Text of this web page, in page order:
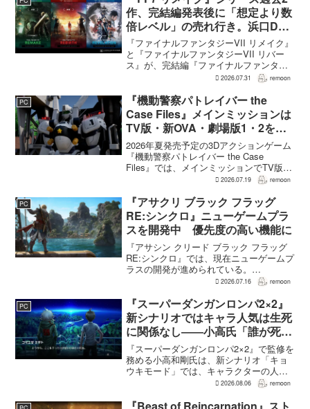
全...
作、完結編発表後に「想定より数
倍レベル」の売れ行き。浜口Dが
明かす
『ファイナルファンタジーVII リメイク』
と『ファイナルファンタジーVII リバー
ス』が、完結編『ファイナルファンタジ
ーVII リベレーション』の発表後、「我々
ると、シリーズディレクターの浜口直樹
氏がAU...
2026.07.31 remoon
PC
『機動警察パトレイバー the
Case Files』メインミッションは
TV版・新OVA・劇場版1・2をカ
バー。零式とヘルハウンドを動か
すため“アナザーサイドミッショ
ン”を実装
2026年夏発売予定の3Dアクションゲーム
『機動警察パトレイバー the Case
Files』では、メインミッションでTV版、
新OVA、劇場版第1作・第2作の範囲をカ
ーを務めるグッドスマイルカンパニー
の...
2026.07.19 remoon
PC
『アサクリ ブラック フラッグ
RE:シンクロ』ニューゲームプラ
スを開発中 優先度の高い機能に
『アサシン クリード ブラック フラッグ
RE:シンクロ』では、現在ニューゲームプ
ラスの開発が進められている。
GamesRadar+によると、ゲームディレク
JorRaptor氏による...
2026.07.16 remoon
PC
『スーパーダンガンロンパ2×2』
新シナリオではキャラ人気は生死
に関係なし――小高氏「誰が死ん
でもヘイトメールは送らないで」
『スーパーダンガンロンパ2×2』で監修を
務める小高和剛氏は、新シナリオ「キョ
ウキモード」では、キャラクターの人気
にかかわらず退場させるとRPG Siteのイ
作と変わることで、これまで見られなか
2026.08.06 remoon
『Beast of Reincarnation』スト